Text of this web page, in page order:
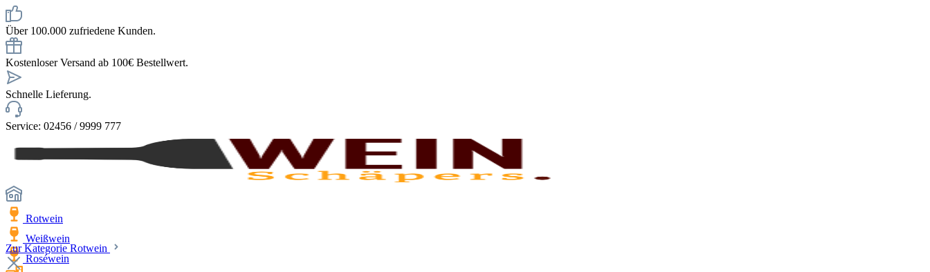
Über 100.000 zufriedene Kunden.
Kostenloser Versand ab 100€ Bestellwert.
Schnelle Lieferung.
Service: 02456 / 9999 777
Rotwein
Weißwein
Roséwein
Zur Kategorie Rotwein